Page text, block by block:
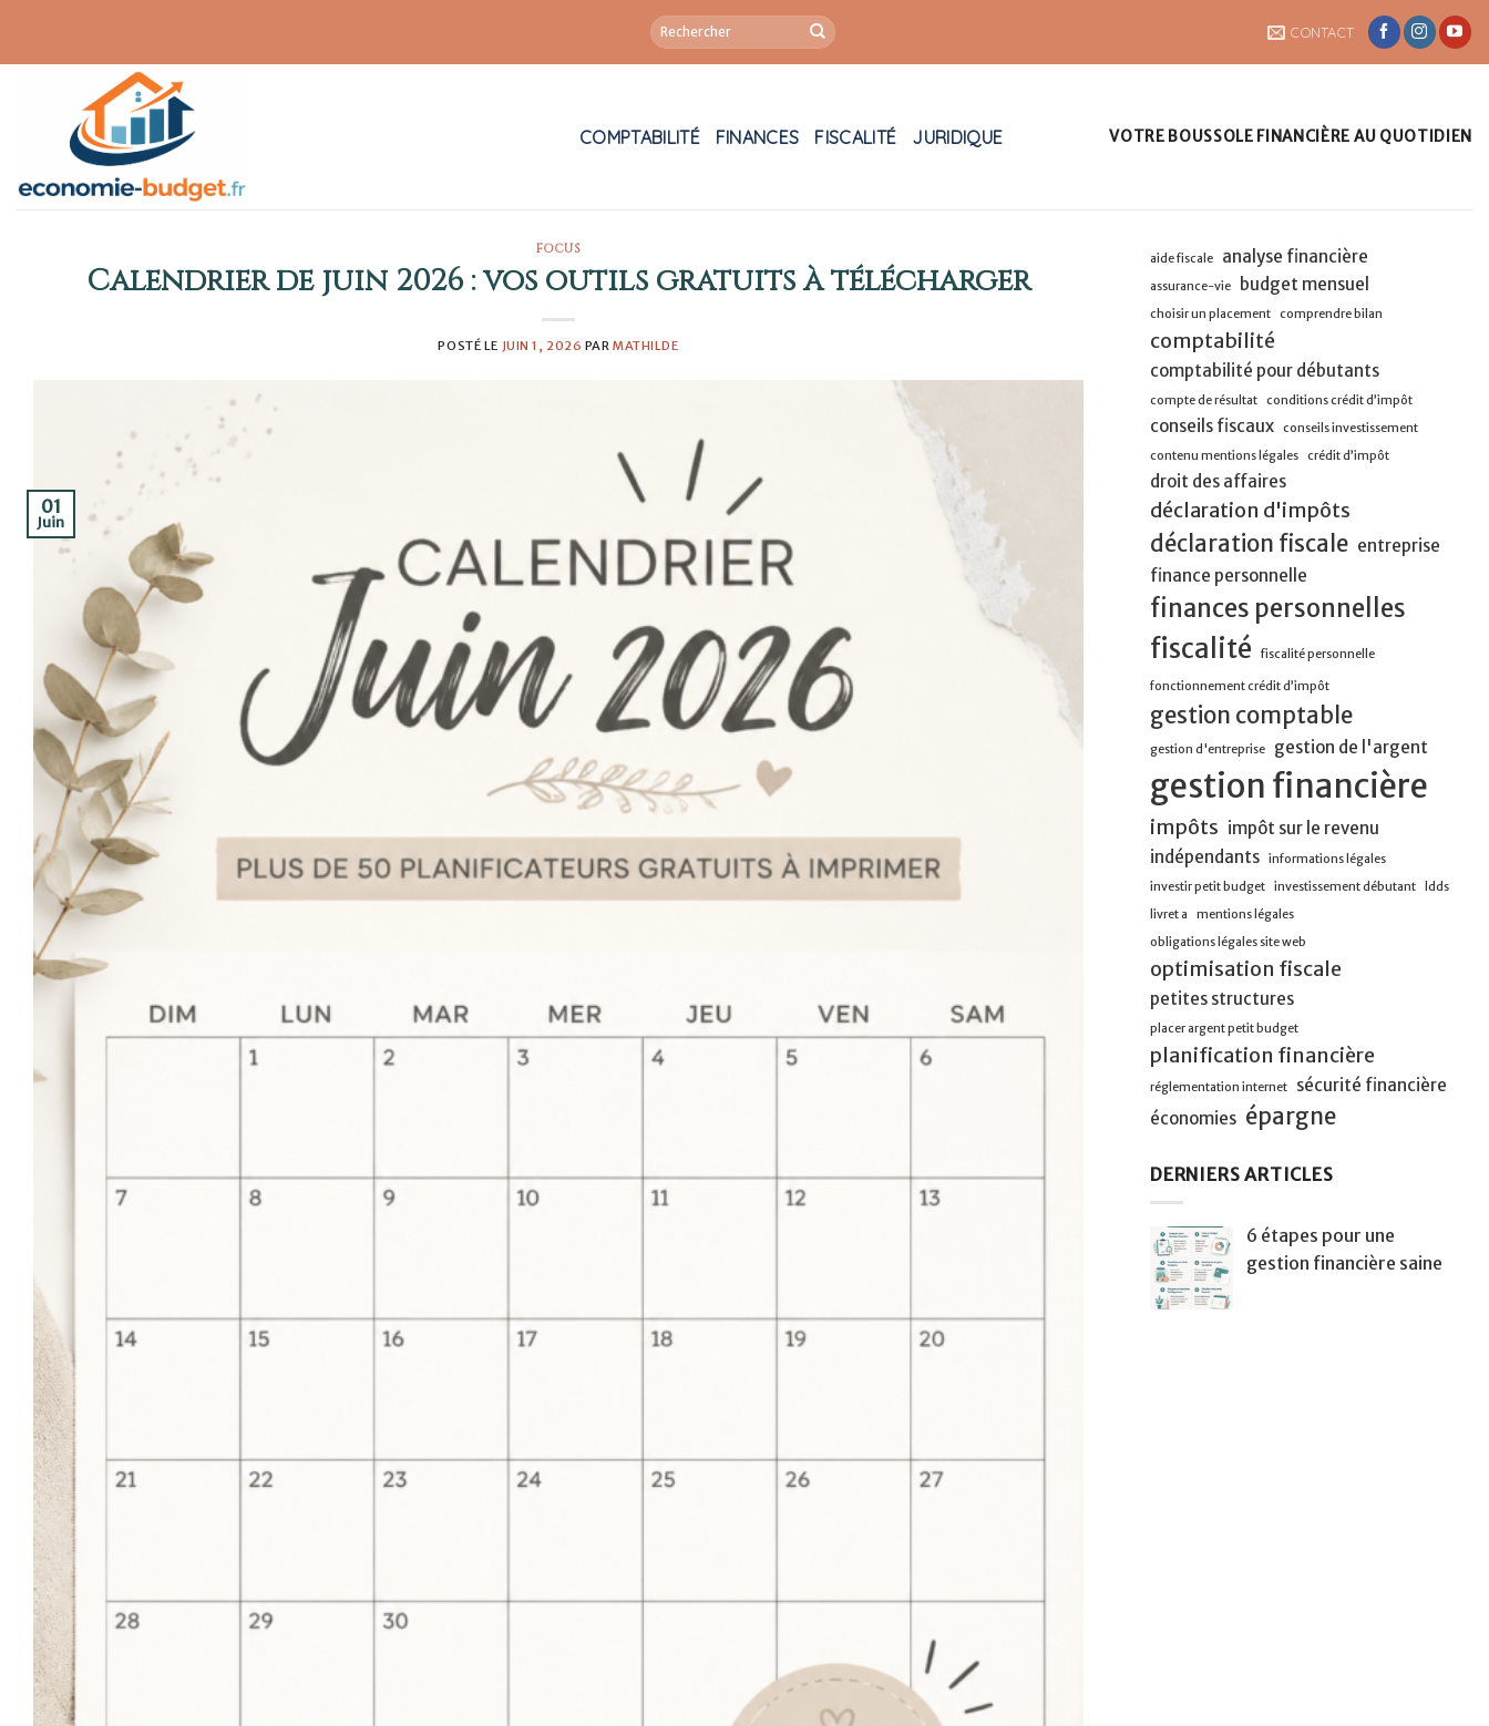
content
CONTACT
COMPTABILITÉ FINANCES FISCALITÉ JURIDIQUE VOTRE BOUSSOLE FINANCIÈRE AU QUOTIDIEN
FOCUS
Calendrier de juin 2026 : vos outils gratuits à télécharger
POSTÉ LE JUIN 1, 2026 PARMATHILDE
01
Juin
aide fiscale analyse financière
assurance-vie budget mensuel
choisir un placement comprendre bilan
comptabilité
comptabilité pour débutants
compte de résultat conditions crédit d’impôt
conseils fiscaux
conseils investissement
contenu mentions légales
crédit d’impôt
droit des affaires
déclaration d'impôts
déclaration fiscale entreprise
finance personnelle
finances personnelles
fiscalité fiscalité personnelle
fonctionnement crédit d’impôt
gestion comptable
gestion d'entreprise gestion de l'argent
gestion financière
impôts impôt sur le revenu
indépendants
informations légales
investir petit budget
investissement débutant
ldds
livret a
mentions légales
obligations légales site web
optimisation fiscale
petites structures
placer argent petit budget
planification financière
réglementation internet
sécurité financière
économies épargne
DERNIERS ARTICLES
6 étapes pour une
gestion financière saine